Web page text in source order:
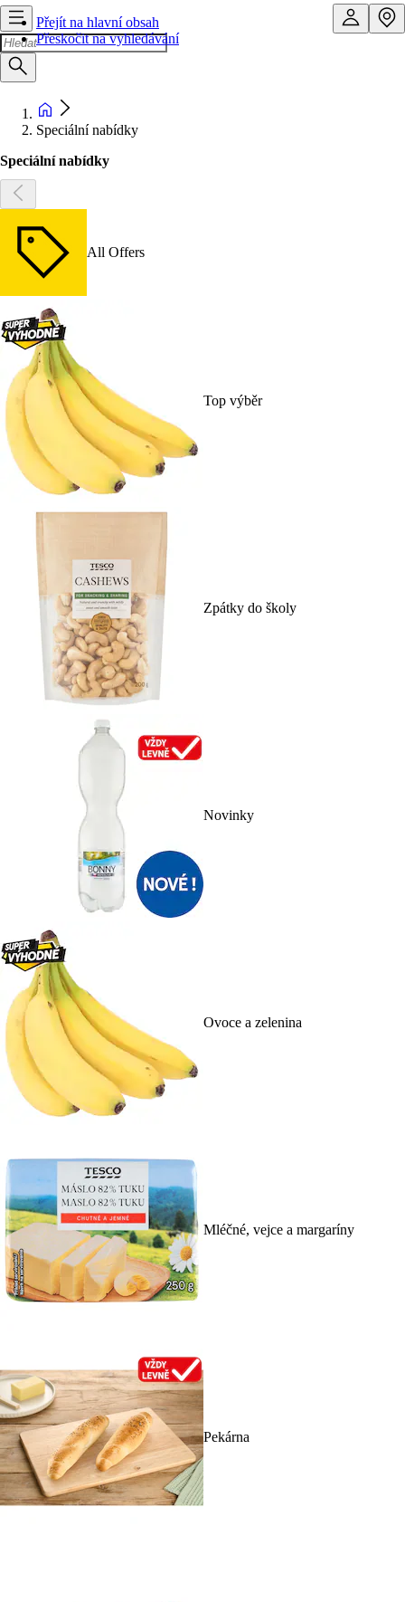
Přejít na hlavní obsah
Přeskočit na vyhledávání
Speciální nabídky
Speciální nabídky
All Offers
Top výběr
Zpátky do školy
Novinky
Ovoce a zelenina
Mléčné, vejce a margaríny
Pekárna